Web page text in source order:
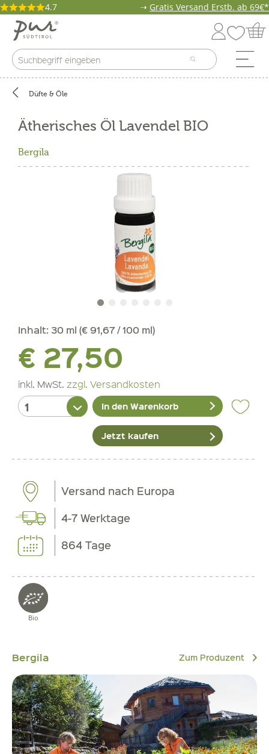
4.7 ➝ Gratis Versand Erstb. ab 69€*
Düfte & Öle
Ätherisches Öl Lavendel BIO
Bergila
Inhalt: 30 ml (€ 91,67 / 100 ml)
€ 27,50
inkl. MwSt. zzgl. Versandkosten
In den Warenkorb
Jetzt kaufen
Versand nach Europa
4-7 Werktage
864 Tage
Bio
Bergila Zum Produzent